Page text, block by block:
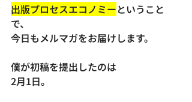
出版プロセスエコノミーということ
で、
今日もメルマガをお届けします。
僕が初稿を提出したのは
2月1日。